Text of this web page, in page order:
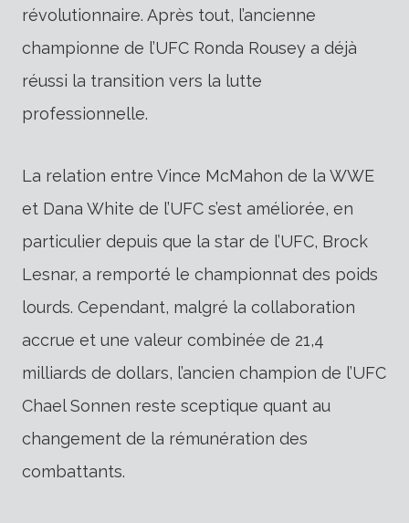
révolutionnaire. Après tout, l’ancienne
championne de l’UFC Ronda Rousey a déjà
réussi la transition vers la lutte
professionnelle.
La relation entre Vince McMahon de la WWE
et Dana White de l’UFC s’est améliorée, en
particulier depuis que la star de l’UFC, Brock
Lesnar, a remporté le championnat des poids
lourds. Cependant, malgré la collaboration
accrue et une valeur combinée de 21,4
milliards de dollars, l’ancien champion de l’UFC
Chael Sonnen reste sceptique quant au
changement de la rémunération des
combattants.